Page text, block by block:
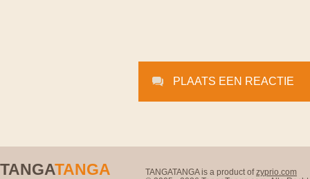
PLAATS EEN REACTIE
TANGATANGA TANGATANGA is a product ofzyprio.com